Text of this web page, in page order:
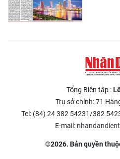
Tổng Biên tập :
Trụ sở chính: 71
Tel: (84) 24 382 54231/382
E-mail:
©2026. Bản quyền